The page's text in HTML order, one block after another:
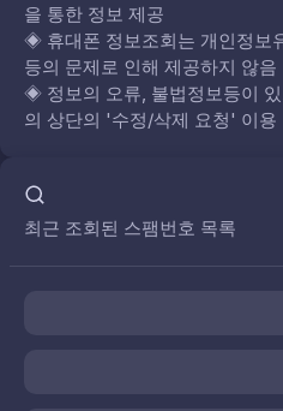
을 통한 정보 제공
◈ 휴대폰 정보조회는 개인정보
등의 문제로 인해 제공하지 않음
◈ 정보의 오류, 불법정보등이
의 상단의 '수정/삭제 요청' 이용
최근 조회된 스팸번호 목록